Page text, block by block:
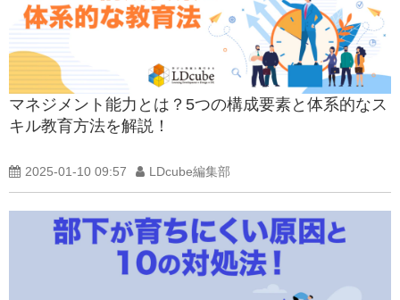
マネジメント能力とは？5つの構成要素と体系的なス
キル教育方法を解説！
2025-01-10 09:57 LDcube編集部